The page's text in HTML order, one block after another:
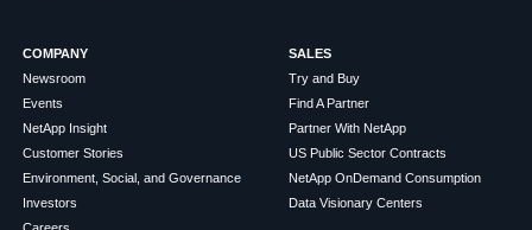
COMPANY
Newsroom
Events
NetApp Insight
Customer Stories
Environment, Social, and Governance
Investors
SALES
Try and Buy
Find A Partner
Partner With NetApp
US Public Sector Contracts
NetApp OnDemand Consumption
Data Visionary Centers